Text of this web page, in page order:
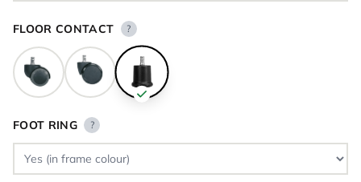
FLOOR CONTACT ?
FOOT RING ?